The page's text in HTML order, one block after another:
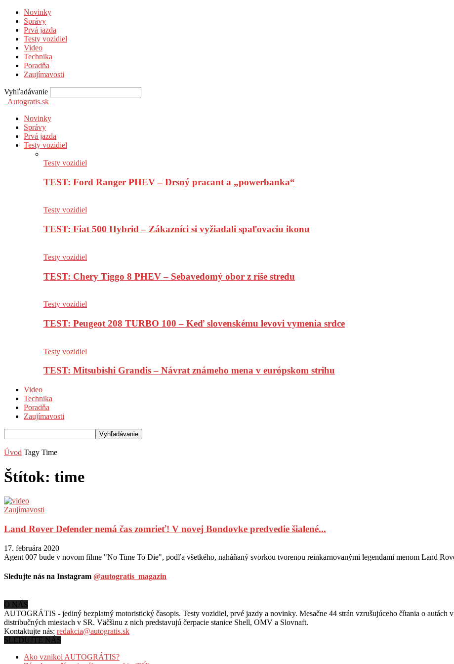
Novinky
Správy
Prvá jazda
Testy vozidiel
Video
Technika
Poradňa
Zaujímavosti
Vyhľadávanie
Autogratis.sk
Novinky
Správy
Prvá jazda
Testy vozidiel
Testy vozidiel
TEST: Ford Ranger PHEV – Drsný pracant a „powerbanka“
Testy vozidiel
TEST: Fiat 500 Hybrid – Zákazníci si vyžiadali spaľovaciu ikonu
Testy vozidiel
TEST: Chery Tiggo 8 PHEV – Sebavedomý obor z ríše stredu
Testy vozidiel
TEST: Peugeot 208 TURBO 100 – Keď slovenskému levovi vymenia srdce
Testy vozidiel
TEST: Mitsubishi Grandis – Návrat známeho mena v európskom strihu
Video
Technika
Poradňa
Zaujímavosti
Úvod Tagy Time
Štítok: time
Zaujímavosti
Land Rover Defender nemá čas zomrieť! V novej Bondovke predvedie šialené...
17. februára 2020
Agent 007 bude v novom filme "No Time To Die", podľa všetkého, naháňaný svorkou tvorenou reinkarnovanými legendami menom Land
Sledujte nás na Instagram @autogratis_magazin
O NÁS
AUTOGRÁTIS - jediný bezplatný motoristický časopis. Testy vozidiel, prvé jazdy a novinky. Mesačne 44 strán vzrušujúceho čítania o autách v
distribučných miestach v SR. Väčšinu z nich predstavujú čerpacie stanice Shell, OMV a Slovnaft.
Kontaktujte nás: redakcia@autogratis.sk
SLEDUJTE NÁS
Ako vznikol AUTOGRÁTIS?